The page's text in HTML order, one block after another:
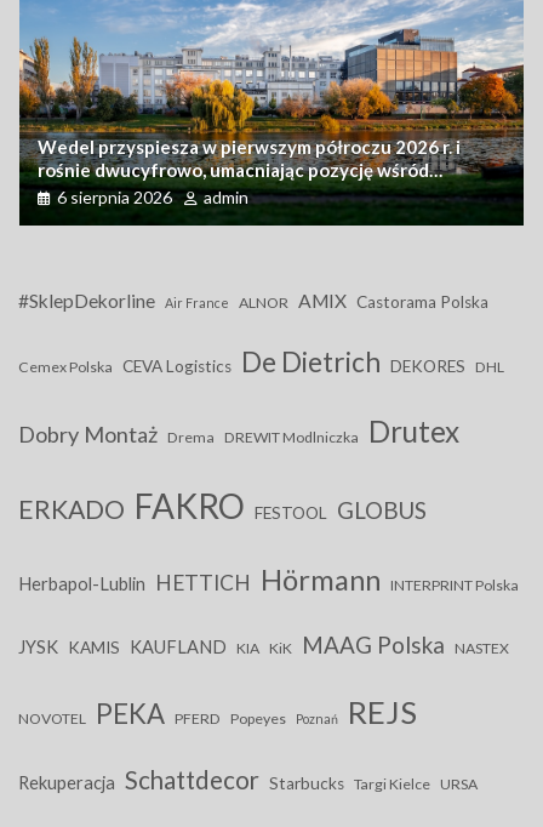
Wedel przyspiesza w pierwszym półroczu 2026 r. i
rośnie dwucyfrowo, umacniając pozycję wśród
czołowych graczy
6 sierpnia 2026 admin
#SklepDekorline Air France ALNOR AMIX Castorama Polska
Cemex Polska CEVA Logistics De Dietrich DEKORES DHL
Dobry Montaż Drema DREWIT Modlniczka Drutex
ERKADO FAKRO FESTOOL GLOBUS
Herbapol-Lublin HETTICH Hörmann INTERPRINT Polska
JYSK KAMIS KAUFLAND KIA KiK MAAG Polska NASTEX
NOVOTEL PEKA PFERD Popeyes Poznań REJS
Rekuperacja Schattdecor Starbucks Targi Kielce URSA